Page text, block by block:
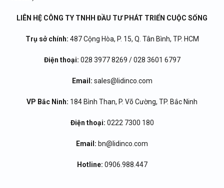
LIÊN HỆ CÔNG TY TNHH ĐẦU TƯ PHÁT TRIỂN CUỘC SỐNG
Trụ sở chính: 487 Cộng Hòa, P. 15, Q. Tân Bình, TP. HCM
Điện thoại: 028 3977 8269 / 028 3601 6797
Email: sales@lidinco.com
VP Bắc Ninh: 184 Bình Than, P. Võ Cường, TP. Bắc Ninh
Điện thoại: 0222 7300 180
Email: bn@lidinco.com
Hotline: 0906.988.447